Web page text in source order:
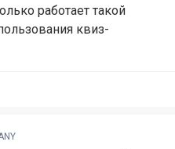
работает такой
квиз-